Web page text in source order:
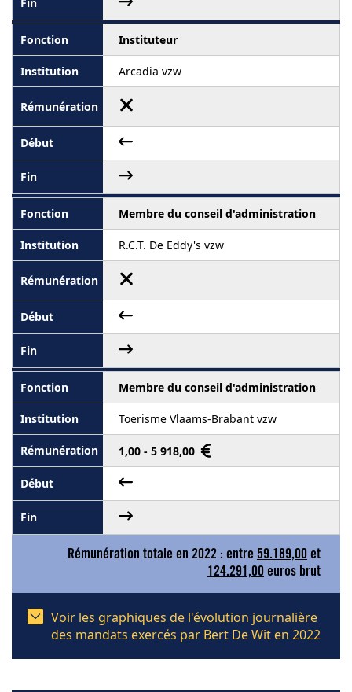
Instituteur
Arcadia vzw
Membre du conseil d'administration
R.C.T. De Eddy's vzw
Membre du conseil d'administration
Toerisme Vlaams-Brabant vzw
1,00 - 5 918,00
Rémunération totale en 2022 : entre 59.189,00 et
124.291,00 euros brut
Voir les graphiques de l'évolution journalière
des mandats exercés par Bert De Wit en 2022